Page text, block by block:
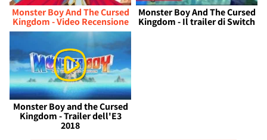
Monster Boy And The Cursed
Kingdom - Video Recensione
Monster Boy And The Cursed
Kingdom - Il trailer di Switch
Monster Boy and the Cursed
Kingdom - Trailer dell'E3
2018